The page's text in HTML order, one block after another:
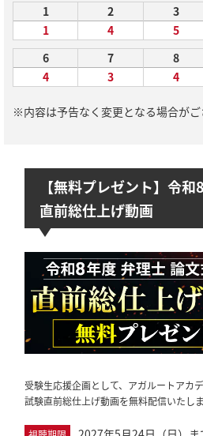
1
1
2
4
3
5
6
4
7
3
8
4
※内容は予告なく変更となる場合がご
【無料プレゼント】令
直前総仕上げ動画
受験生応援企画として、アガルートアカ
試験直前総仕上げ動画を無料配信いたしま